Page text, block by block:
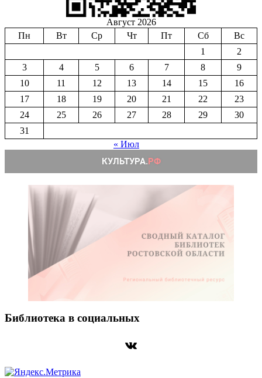
Август 2026
Пн
Вт Ср Чт Пт Сб
Вс
1
2
3
4 5 6 7 8
9
10
11 12 13 14 15
16
17
18 19 20 21 22
23
24
25 26 27 28 29
30
31
« Июл
Библиотека в социальных
ВКонтакте